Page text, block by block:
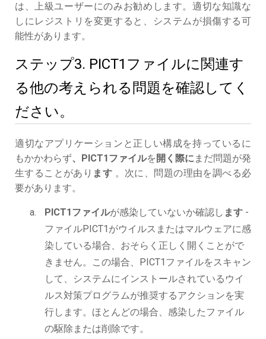
は、上級ユーザーにのみお勧めします。適切な知識な
しにレジストリを変更すると、システムが損傷する可
能性があります。
ステップ3. PICT1ファイルに関連す
る他の考えられる問題を確認してく
ださい。
適切なアプリケーションと正しい構成を持っているに
もかかわらず、PICT1ファイルを 開く際に まだ問題が発
生することがあり ます 。次に、問題の理由を調べる必
要があります。
PICT1ファイルが感染していないか確認し ます -
ファイルPICT1がウイルスまたはマルウェアに感
染している場合、おそらく正しく開くことがで
きません。この場合、PICT1ファイルをスキャン
して、システムにインストールされているウイ
ルス対策プログラムが推奨するアクションを実
行します。ほとんどの場合、感染したファイル
の駆除または削除です。